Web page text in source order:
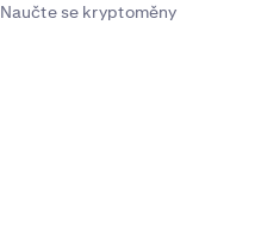
Naučte se kryptoměny